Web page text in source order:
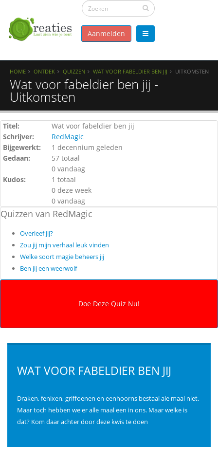
Aanmelden
HOME ONTDEK QUIZZEN WAT VOOR FABELDIER BEN JIJ UITKOMSTEN
Wat voor fabeldier ben jij -
Uitkomsten
Titel:
Wat voor fabeldier ben jij
Schrijver:
RedMagic
Bijgewerkt:
1 decennium geleden
Gedaan:
57 totaal
0 vandaag
Kudos:
1 totaal
0 deze week
0 vandaag
Quizzen van RedMagic
Overleef jij?
Zou jij mijn verhaal leuk vinden
Welke soort magie beheers jij
Ben jij een weerwolf
WAT VOOR FABELDIER BEN JIJ
Draken, fenixen, griffoenen en eenhoorns bestaal ale maal niet.
Maar toch hebben we er alle maal een in ons. Maar welke is
dat? Kom daar achter door deze kwis te doen